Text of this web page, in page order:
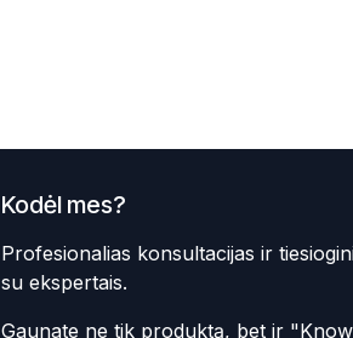
Kodėl mes?
Profesionalias konsultacijas ir
su ekspertais.
Gaunate ne tik produktą, bet ir